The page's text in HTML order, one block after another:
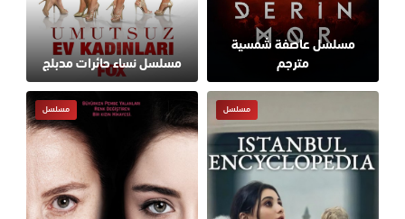
مسلسل عاصفة شمسية
مترجم
مسلسل نساء حائرات مدبلج
مسلسل مسلسل